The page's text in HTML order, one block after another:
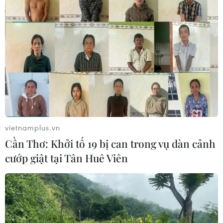
Italy có thể tham gia cơ chế xác minh
giải giáp Hezbollah tại Nam Liban
04/08/2026 22:42
Iran-Oman đàm phán thiết lập tuyến
hàng hải mới qua eo biển Hormuz
04/08/2026 22:42
Cố vấn quân sự Iran tiết lộ
sốc, tuyên bố hàng trăm binh sĩ Mỹ
đã thiệt mạng
04/08/2026 15:51
vietnamplus.vn
Cần Thơ: Khởi tố 19 bị can trong vụ dàn cảnh
cướp giật tại Tân Huê Viên